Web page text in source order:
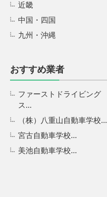
近畿
中国・四国
九州・沖縄
おすすめ業者
ファーストドライビング
ス...
（株）八重山自動車学校...
宮古自動車学校...
美池自動車学校...